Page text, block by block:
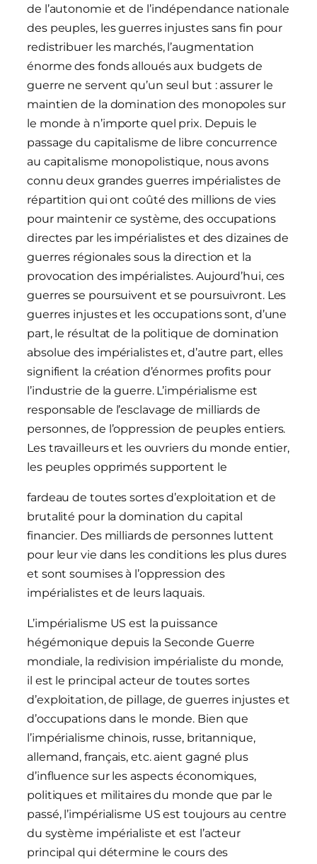
de l’autonomie et de l’indépendance nationale
des peuples, les guerres injustes sans fin pour
redistribuer les marchés, l’augmentation
énorme des fonds alloués aux budgets de
guerre ne servent qu’un seul but : assurer le
maintien de la domination des monopoles sur
le monde à n’importe quel prix. Depuis le
passage du capitalisme de libre concurrence
au capitalisme monopolistique, nous avons
connu deux grandes guerres impérialistes de
répartition qui ont coûté des millions de vies
pour maintenir ce système, des occupations
directes par les impérialistes et des dizaines de
guerres régionales sous la direction et la
provocation des impérialistes. Aujourd’hui, ces
guerres se poursuivent et se poursuivront. Les
guerres injustes et les occupations sont, d’une
part, le résultat de la politique de domination
absolue des impérialistes et, d’autre part, elles
signifient la création d’énormes profits pour
l’industrie de la guerre. L’impérialisme est
responsable de l’esclavage de milliards de
personnes, de l’oppression de peuples entiers.
Les travailleurs et les ouvriers du monde entier,
les peuples opprimés supportent le
fardeau de toutes sortes d’exploitation et de
brutalité pour la domination du capital
financier. Des milliards de personnes luttent
pour leur vie dans les conditions les plus dures
et sont soumises à l’oppression des
impérialistes et de leurs laquais.
L’impérialisme US est la puissance
hégémonique depuis la Seconde Guerre
mondiale, la redivision impérialiste du monde,
il est le principal acteur de toutes sortes
d’exploitation, de pillage, de guerres injustes et
d’occupations dans le monde. Bien que
l’impérialisme chinois, russe, britannique,
allemand, français, etc. aient gagné plus
d’influence sur les aspects économiques,
politiques et militaires du monde que par le
passé, l’impérialisme US est toujours au centre
du système impérialiste et est l’acteur
principal qui détermine le cours des